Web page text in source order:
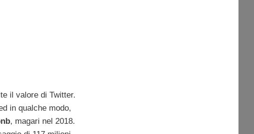
il valore di Twitter.
in qualche modo,
, magari nel 2018.